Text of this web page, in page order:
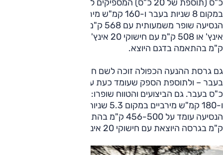
במקום 8 שניות בעבר ו-160 קמ"ש מירביים (ללא שינוי). טווח
ק"מ בהתאמה בדגם היוצא.
ק"מ בגרסה היוצאת עם חישוקי 20 אינץ').